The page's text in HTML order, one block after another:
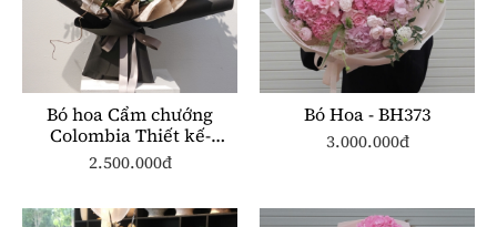
Bó hoa Cẩm chướng
Colombia Thiết kế-
BH186
2.500.000đ
Bó Hoa - BH373
3.000.000đ